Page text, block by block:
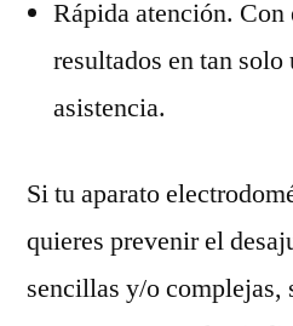
Rápida atención. Con
resultados en tan solo
asistencia.
Si tu aparato
quieres prevenir el
sencillas y/o complejas,